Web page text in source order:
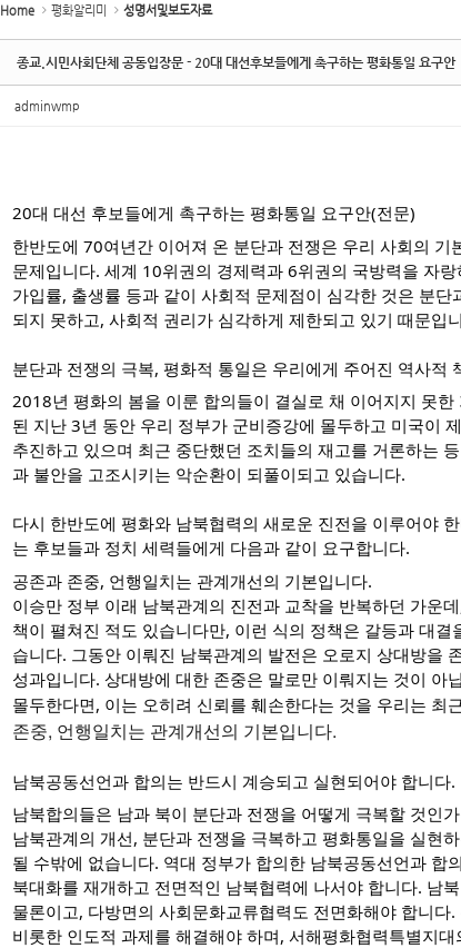
Home 평화알리미 성명서및보도자료
종교.시민사회단체 공동입장문 - 20대 대선후보들에게 촉구하는 평화통일 요구안
adminwmp
20대 대선 후보들에게 촉구하는 평화통일 요구안(전문)
한반도에 70여년간 이어져 온 분단과 전쟁은 우리 사회의
문제입니다. 세계 10위권의 경제력과 6위권의 국방력을 자
가입률, 출생률 등과 같이 사회적 문제점이 심각한 것은 분
되지 못하고, 사회적 권리가 심각하게 제한되고 있기 때문입
분단과 전쟁의 극복, 평화적 통일은 우리에게 주어진 역사적
2018년 평화의 봄을 이룬 합의들이 결실로 채 이어지지 못
된 지난 3년 동안 우리 정부가 군비증강에 몰두하고 미국이
추진하고 있으며 최근 중단했던 조치들의 재고를 거론하는
과 불안을 고조시키는 악순환이 되풀이되고 있습니다.
다시 한반도에 평화와 남북협력의 새로운 진전을 이루어야
는 후보들과 정치 세력들에게 다음과 같이 요구합니다.
공존과 존중, 언행일치는 관계개선의 기본입니다.
이승만 정부 이래 남북관계의 진전과 교착을 반복하던 가운
책이 펼쳐진 적도 있습니다만, 이런 식의 정책은 갈등과 대
습니다. 그동안 이뤄진 남북관계의 발전은 오로지 상대방을
성과입니다. 상대방에 대한 존중은 말로만 이뤄지는 것이
몰두한다면, 이는 오히려 신뢰를 훼손한다는 것을 우리는 최
존중, 언행일치는 관계개선의 기본입니다.
남북공동선언과 합의는 반드시 계승되고 실현되어야 합니다.
남북합의들은 남과 북이 분단과 전쟁을 어떻게 극복할 것인
남북관계의 개선, 분단과 전쟁을 극복하고 평화통일을 실현
될 수밖에 없습니다. 역대 정부가 합의한 남북공동선언과
북대화를 재개하고 전면적인 남북협력에 나서야 합니다. 남
물론이고, 다방면의 사회문화교류협력도 전면화해야 합니
비롯한 인도적 과제를 해결해야 하며, 서해평화협력특별지